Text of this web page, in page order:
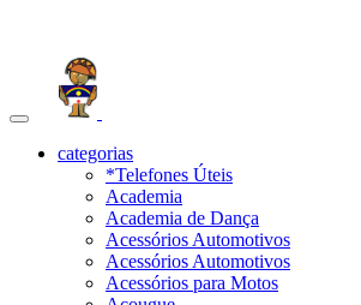
Toggle
navigationcategorias
*Telefones Úteis
Academia
Academia de Dança
Acessórios Automotivos
Acessórios Automotivos
Acessórios para Motos